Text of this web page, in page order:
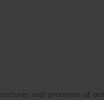
and processes of